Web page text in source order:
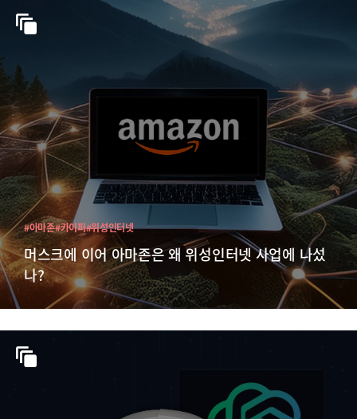
머스크에 이어 아마존은 왜 위성인터넷 사업에 나섰
나?
#아마존#카이퍼#위성인터넷